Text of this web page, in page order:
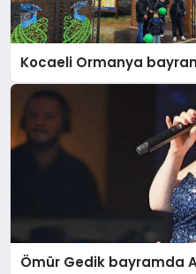
EKONOMI
HABERLER
SAĞLIK
Kocaeli Ormanya
Ömür Gedik bayramda